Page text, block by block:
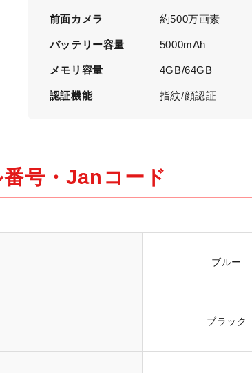
前面カメラ 約500万画素
バッテリー容量 5000mAh
メモリ容量 4GB/64GB
認証機能 指紋/顔認証
号・Janコード
ブルー
ブラック